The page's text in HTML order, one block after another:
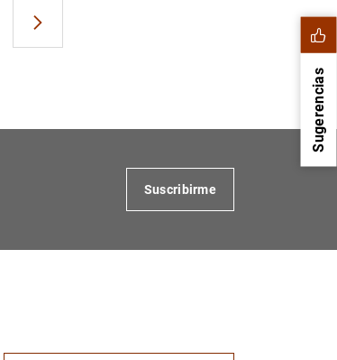
Sugerencias
Suscribirme